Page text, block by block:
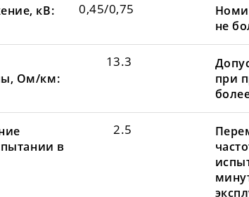
кВ: 0,45/0,75
не
Ом/км:
13.3
при
в
2.5